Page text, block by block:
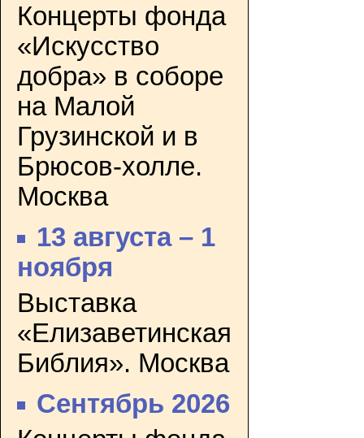
Концерты фонда
«Искусство
добра» в соборе
на Малой
Грузинской и в
Брюсов-холле.
Москва
13 августа – 1
ноября
Выставка
«Елизаветинская
Библия». Москва
Сентябрь 2026